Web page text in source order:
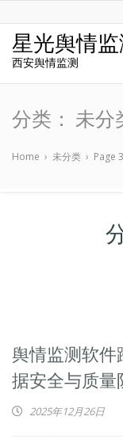
星光舆情监
西安舆情监测
分类： 未分
Home › 未分类 › Page 3
舆情监测软件
据安全与质量
2025年12月26日